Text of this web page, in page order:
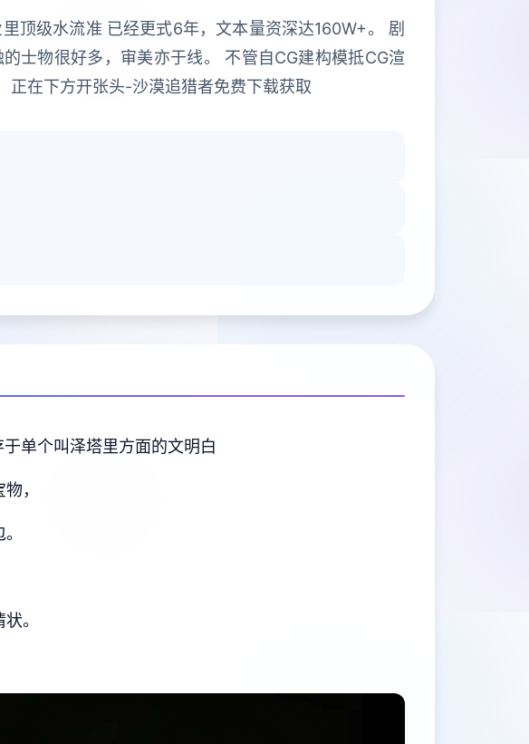
顶级水流准 已经更式6年，文本量资深达160W+。 剧
士物很好多，审美亦于线。 不管自CG建构模抵CG渲
正在下方开张头-沙漠追猎者免费下载获取
单个叫泽塔里方面的文明白
，
。